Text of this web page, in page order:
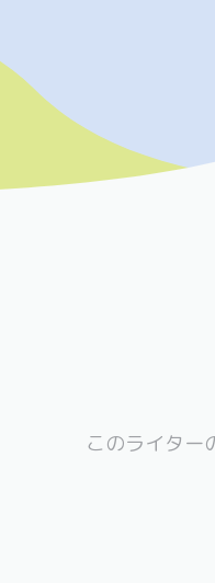
このライター